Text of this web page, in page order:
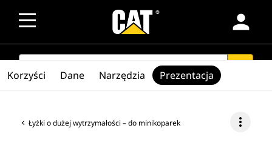
person
SEARCH
Łyżki o dużej wytrzymałości – do minikoparek more_vert
Korzyści Dane Narzędzia Prezentacja